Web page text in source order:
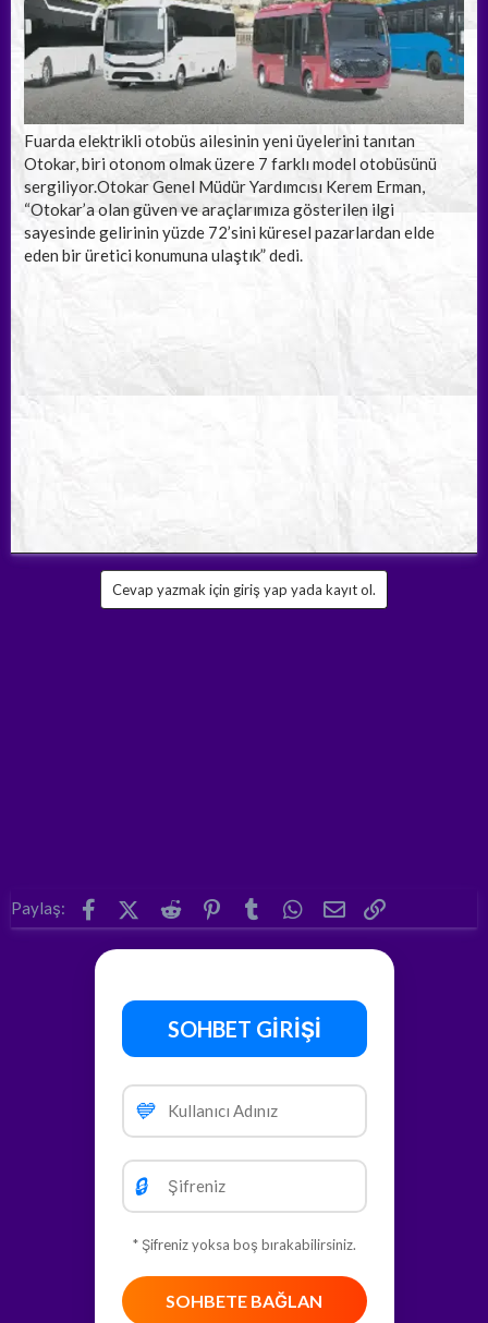
Fuarda elektrikli otobüs ailesinin yeni üyelerini tanıtan
Otokar, biri otonom olmak üzere 7 farklı model otobüsünü
sergiliyor.Otokar Genel Müdür Yardımcısı Kerem Erman,
“Otokar’a olan güven ve araçlarımıza gösterilen ilgi
sayesinde gelirinin yüzde 72’sini küresel pazarlardan elde
eden bir üretici konumuna ulaştık” dedi.
Cevap yazmak için giriş yap yada kayıt ol.
Paylaş: FacebookX (Twitter)
Reddit Pinterest
Tumblr WhatsApp
E-posta
SOHBET GİRİŞİ
💙
🔒
* Şifreniz yoksa boş bırakabilirsiniz.
SOHBETE BAĞLAN